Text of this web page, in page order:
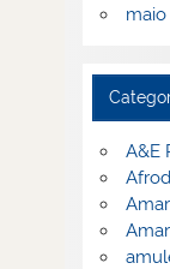
maio
A&E